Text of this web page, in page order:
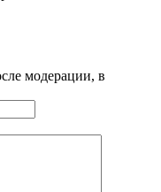
модерации, в